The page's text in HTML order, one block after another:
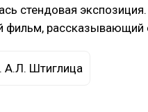
стендовая
фильм, рассказывающий
Штиглица